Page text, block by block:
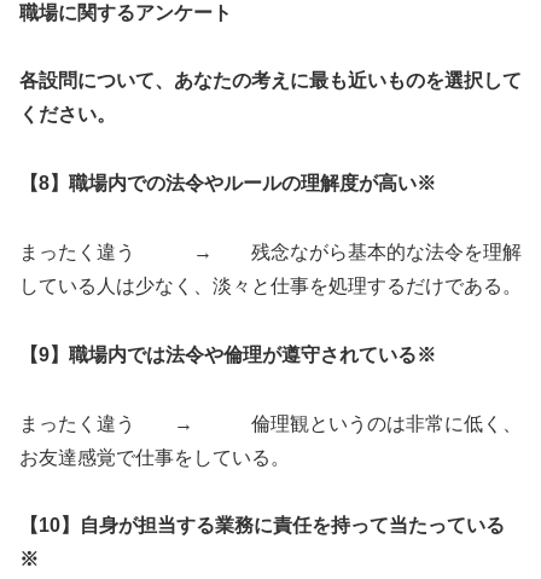
職場に関するアンケート
各設問について、あなたの考えに最も近いものを選択して
ください。
【8】職場内での法令やルールの理解度が高い※
まったく違う → 残念ながら基本的な法令を理解
している人は少なく、淡々と仕事を処理するだけである。
【9】職場内では法令や倫理が遵守されている※
まったく違う → 倫理観というのは非常に低く、
お友達感覚で仕事をしている。
【10】自身が担当する業務に責任を持って当たっている
※